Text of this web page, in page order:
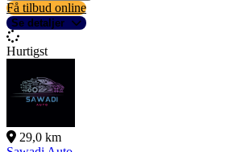
Få tilbud online
Se detaljer
Hurtigst
29,0 km